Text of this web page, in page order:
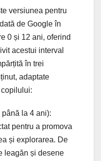
versiunea pentru
de Google în
0 și 12 ani, oferind
acestui interval
în trei
adaptate
la 4 ani):
pentru a promova
și explorarea. De
leagăn și desene